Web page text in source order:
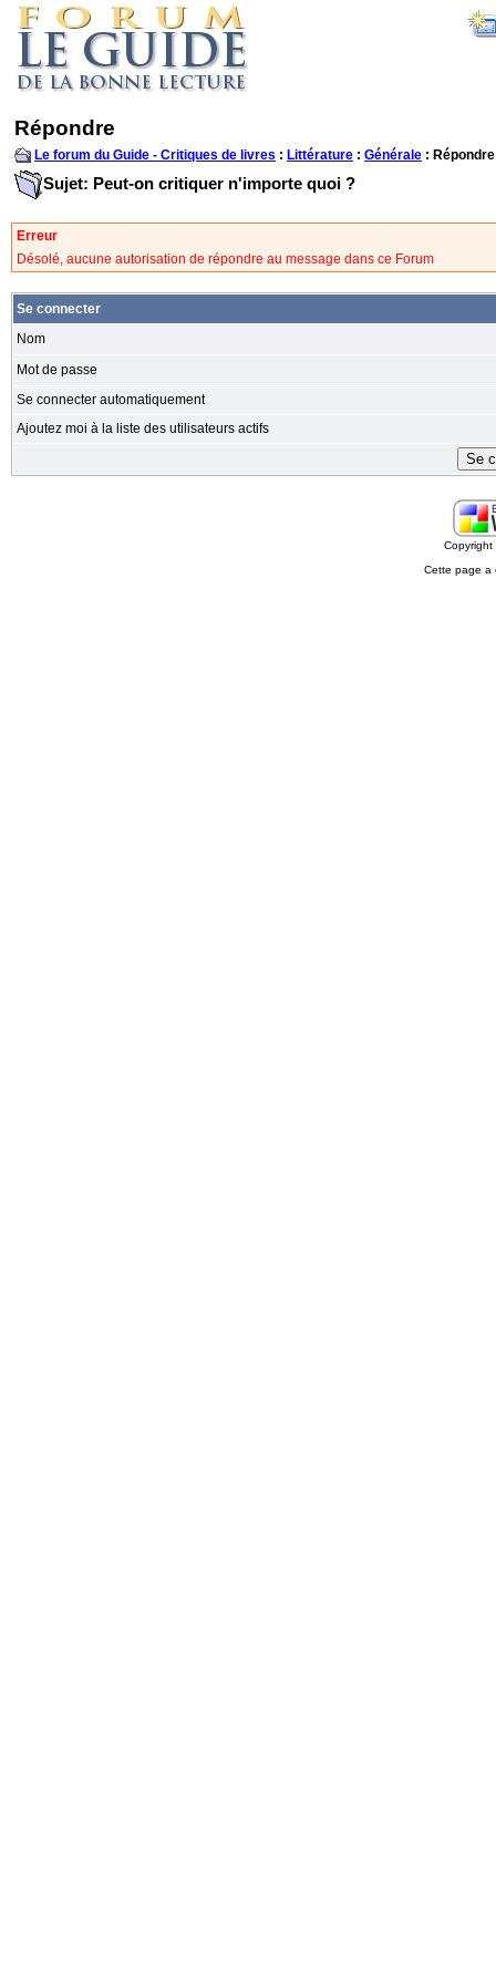
Répondre
Le forum du Guide - Critiques de livres : Littérature : Générale : Répondre
Sujet: Peut-on critiquer n'importe quoi ?
Erreur
Désolé, aucune autorisation de répondre au message dans ce Forum
Se connecter
Nom
Mot de passe
Se connecter automatiquement
Ajoutez moi à la liste des utilisateurs actifs
Cette page a